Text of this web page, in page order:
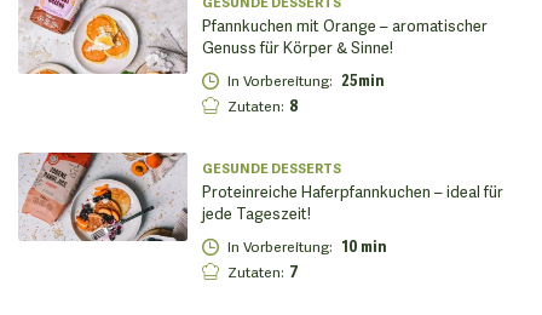
Pfannkuchen mit Orange – aromatischer
Genuss für Körper & Sinne!
In Vorbereitung: 25min
Zutaten: 8
GESUNDE DESSERTS
Proteinreiche Haferpfannkuchen – ideal für
jede Tageszeit!
In Vorbereitung: 10 min
Zutaten: 7